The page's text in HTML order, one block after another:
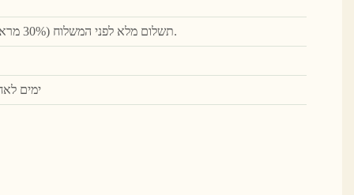
TT (תשלום מלא לפני המשלוח (30% מראש, השאר משולם לפני המשלוח).
45 ימים